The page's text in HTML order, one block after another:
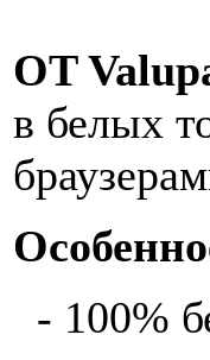
OT
в белых
- 100%